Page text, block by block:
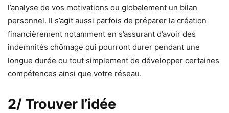
l’analyse de vos motivations ou globalement un bilan
personnel. Il s’agit aussi parfois de préparer la création
financièrement notamment en s’assurant d’avoir des
indemnités chômage qui pourront durer pendant une
longue durée ou tout simplement de développer certaines
compétences ainsi que votre réseau.
2/ Trouver l’idée